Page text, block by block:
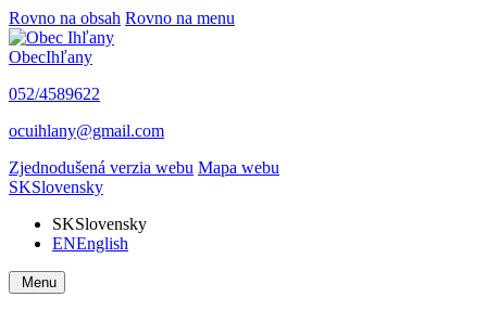
Rovno na obsah Rovno na menu
ObecIhľany
052/4589622
ocuihlany@gmail.com
Zjednodušená verzia webu Mapa webu
SKSlovensky
SKSlovensky
ENEnglish
Menu